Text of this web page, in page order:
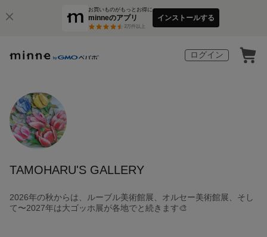
お買いものがもっとお得に
minneのアプリ
3万件以上
インストールする
ログイン
TAMOHARU'S GALLERY
2026年の秋からは、ルーブル美術館展、オルセー美術館展、そし
て〜2027年は大ゴッホ展が各地でと続きます🎨